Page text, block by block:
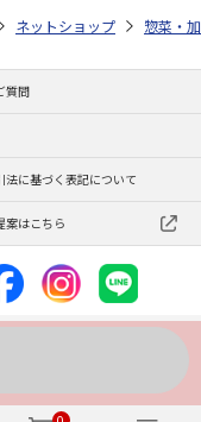
2026 ゆうゆうギフト
ネットショップ 惣菜・
質問
法に基づく表記について
案はこちら